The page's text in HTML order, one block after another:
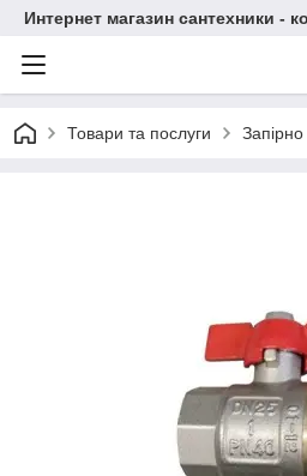
Интернет магазин сантехники -
Товари та послуги